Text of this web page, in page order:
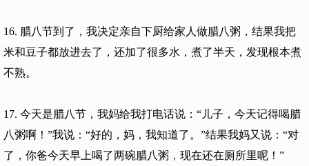
16. 腊八节到了，我决定亲自下厨给家人做腊八粥，结果我把
米和豆子都放进去了，还加了很多水，煮了半天，发现根本煮
不熟。
17. 今天是腊八节，我妈给我打电话说：“儿子，今天记得喝腊
八粥啊！”我说：“好的，妈，我知道了。”结果我妈又说：“对
了，你爸今天早上喝了两碗腊八粥，现在还在厕所里呢！”